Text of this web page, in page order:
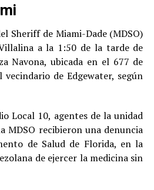
Sheriff de Miami-Dade (MDSO)
a la 1:50 de la tarde de
Navona, ubicada en el 677 de
de Edgewater, según
Local 10, agentes de la unidad
MDSO recibieron una denuncia
de Salud de Florida, en la
de ejercer la medicina sin